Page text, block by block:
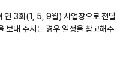
연 3회(1, 5, 9월) 사업장으로 전달
보내 주시는 경우 일정을 참고해주